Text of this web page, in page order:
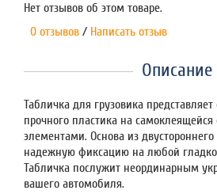
Нет отзывов об этом товаре.
0 отзывов / Написать отзыв
Описание
Табличка для грузовика
прочного пластика на
элементами. Основа из двустороннего
надежную фиксацию на любой
Табличка послужит неординарным
вашего автомобиля.